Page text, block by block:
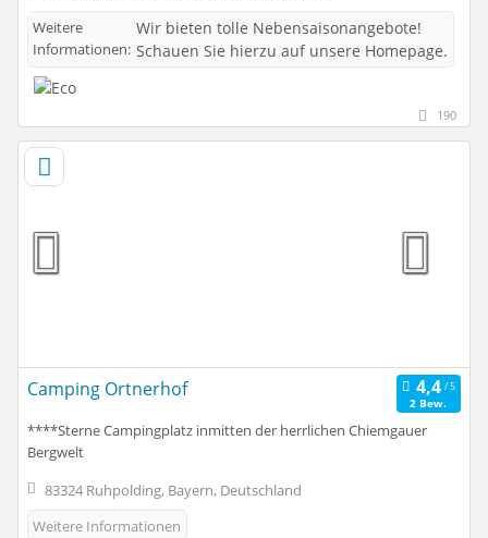
Weitere
Informationen:
Wir bieten tolle Nebensaisonangebote!
Schauen Sie hierzu auf unsere Homepage.
190
Camping Ortnerhof
2 Bew.
****Sterne Campingplatz inmitten der herrlichen Chiemgauer
Bergwelt
83324 Ruhpolding, Bayern, Deutschland
Weitere Informationen